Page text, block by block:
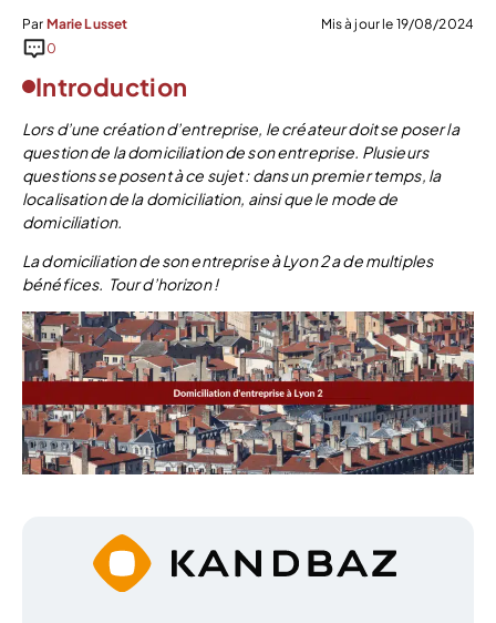
Par Marie Lusset
Mis à jour le 19/08/2024
0
Introduction
Lors d’une création d’entreprise, le créateur doit se poser la
question de la domiciliation de son entreprise. Plusieurs
questions se posent à ce sujet : dans un premier temps, la
localisation de la domiciliation, ainsi que le mode de
domiciliation.
La domiciliation de son entreprise à Lyon 2 a de multiples
bénéfices. Tour d’horizon !